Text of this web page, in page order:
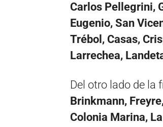
Carlos Pellegrini,
Eugenio, San
Trébol, Casas,
Larrechea,
Del otro lado de la
Brinkmann,
Colonia Marina,